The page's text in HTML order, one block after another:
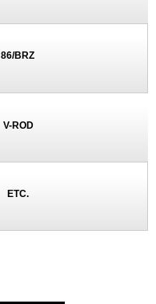
86/BRZ
V-ROD
ETC.